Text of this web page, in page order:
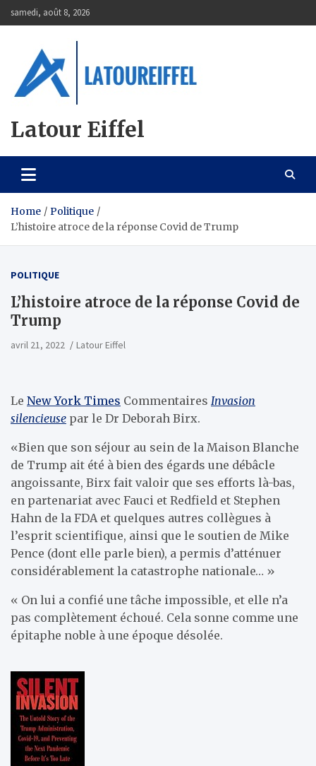
to
samedi, août 8, 2026
Latour Eiffel
Home
Politique
L’histoire atroce de la réponse Covid de Trump
POLITIQUE
L’histoire atroce de la réponse Covid de
Trump
avril 21, 2022 Latour Eiffel
Le New York Times Commentaires Invasion
silencieuse par le Dr Deborah Birx.
«Bien que son séjour au sein de la Maison Blanche
de Trump ait été à bien des égards une débâcle
angoissante, Birx fait valoir que ses efforts là-bas,
en partenariat avec Fauci et Redfield et Stephen
Hahn de la FDA et quelques autres collègues à
l’esprit scientifique, ainsi que le soutien de Mike
Pence (dont elle parle bien), a permis d’atténuer
considérablement la catastrophe nationale… »
« On lui a confié une tâche impossible, et elle n’a
pas complètement échoué. Cela sonne comme une
épitaphe noble à une époque désolée.